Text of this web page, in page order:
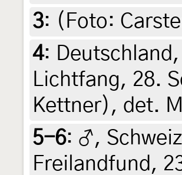
3: (Foto:
4:
Lichtfang, 28.
Kettner), det.
5-6: ♂,
Freilandfund,